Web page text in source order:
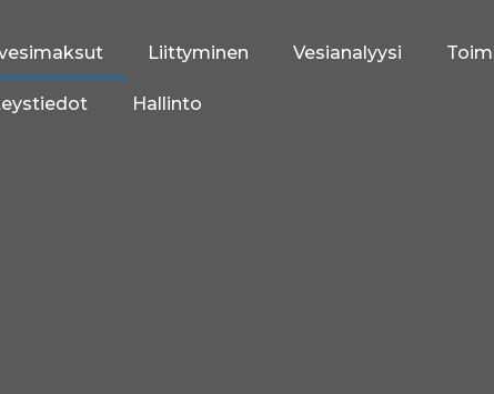
Liittyminen Vesianalyysi
Hallinto